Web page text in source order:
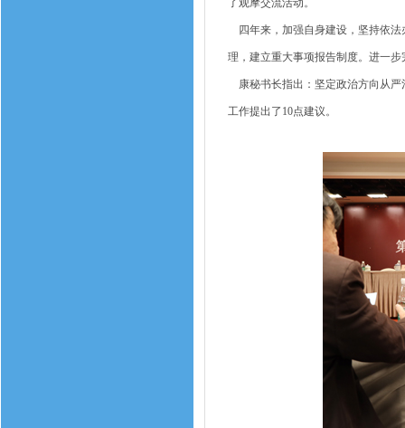
了观摩交流活动。
四年来，加强自身建设，坚持依法
理，建立重大事项报告制度。进一
康秘书长指出：坚定政治方向从严
工作提出了10点建议。